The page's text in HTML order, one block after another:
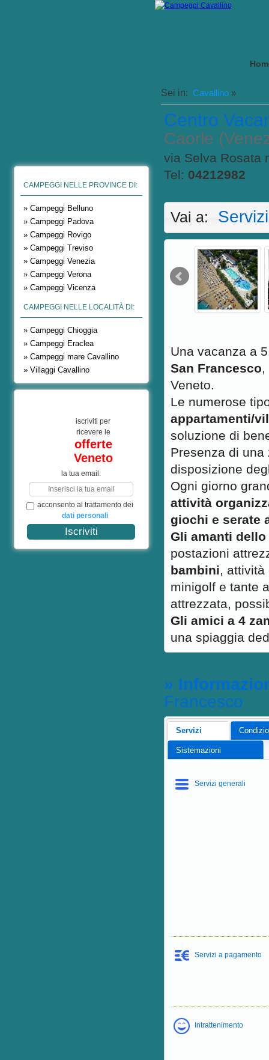
CAMPEGGI NELLE PROVINCE DI:
» Campeggi Belluno
» Campeggi Padova
» Campeggi Rovigo
» Campeggi Treviso
» Campeggi Venezia
» Campeggi Verona
» Campeggi Vicenza
CAMPEGGI NELLE LOCALITÀ DI:
» Campeggi Chioggia
» Campeggi Eraclea
» Campeggi mare Cavallino
» Villaggi Cavallino
iscriviti per
ricevere le
offerte
Veneto
la tua email:
acconsento al trattamento dei
dati personali
Sei in: Cavallino»
Centro
Caorle
via Selva Rosata
Tel: 04212982
Vai a: Servizi
Una vacanza a
San Francesco
Veneto.
Le numerose
appartamenti/
soluzione di
Presenza di
disposizione
Ogni giorno
attività
giochi e serate
Gli amanti
postazioni
bambini, attività
minigolf e tante
attrezzata,
Gli amici a 4
una spiaggia
»
Francesco
Servizi
Sistemazioni
Servizi generali
Servizi a pagamento
Intrattenimento